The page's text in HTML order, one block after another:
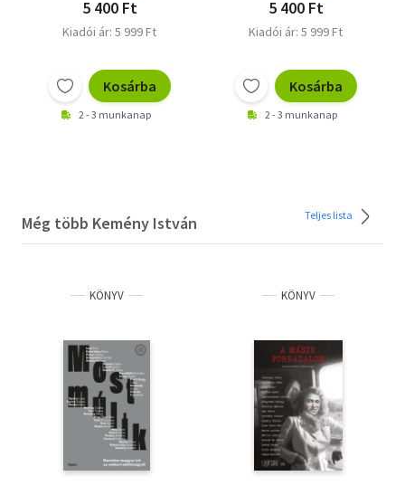
5 400 Ft
Kiadói ár: 5 999 Ft
Kosárba
2 - 3 munkanap
5 400 Ft
Kiadói ár: 5 999 Ft
Kosárba
2 - 3 munkanap
Még több Kemény István Teljes lista
KÖNYV KÖNYV